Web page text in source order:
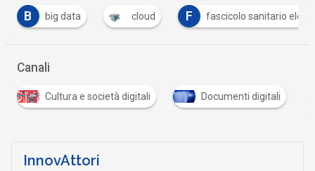
B big data cloud F fascicolo sanitario
Canali
Cultura e società digitali Documenti digitali
InnovAttori